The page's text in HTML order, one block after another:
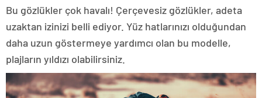
Bu gözlükler çok havalı! Çerçevesiz gözlükler, adeta
uzaktan izinizi belli ediyor. Yüz hatlarınızı olduğundan
daha uzun göstermeye yardımcı olan bu modelle,
plajların yıldızı olabilirsiniz.